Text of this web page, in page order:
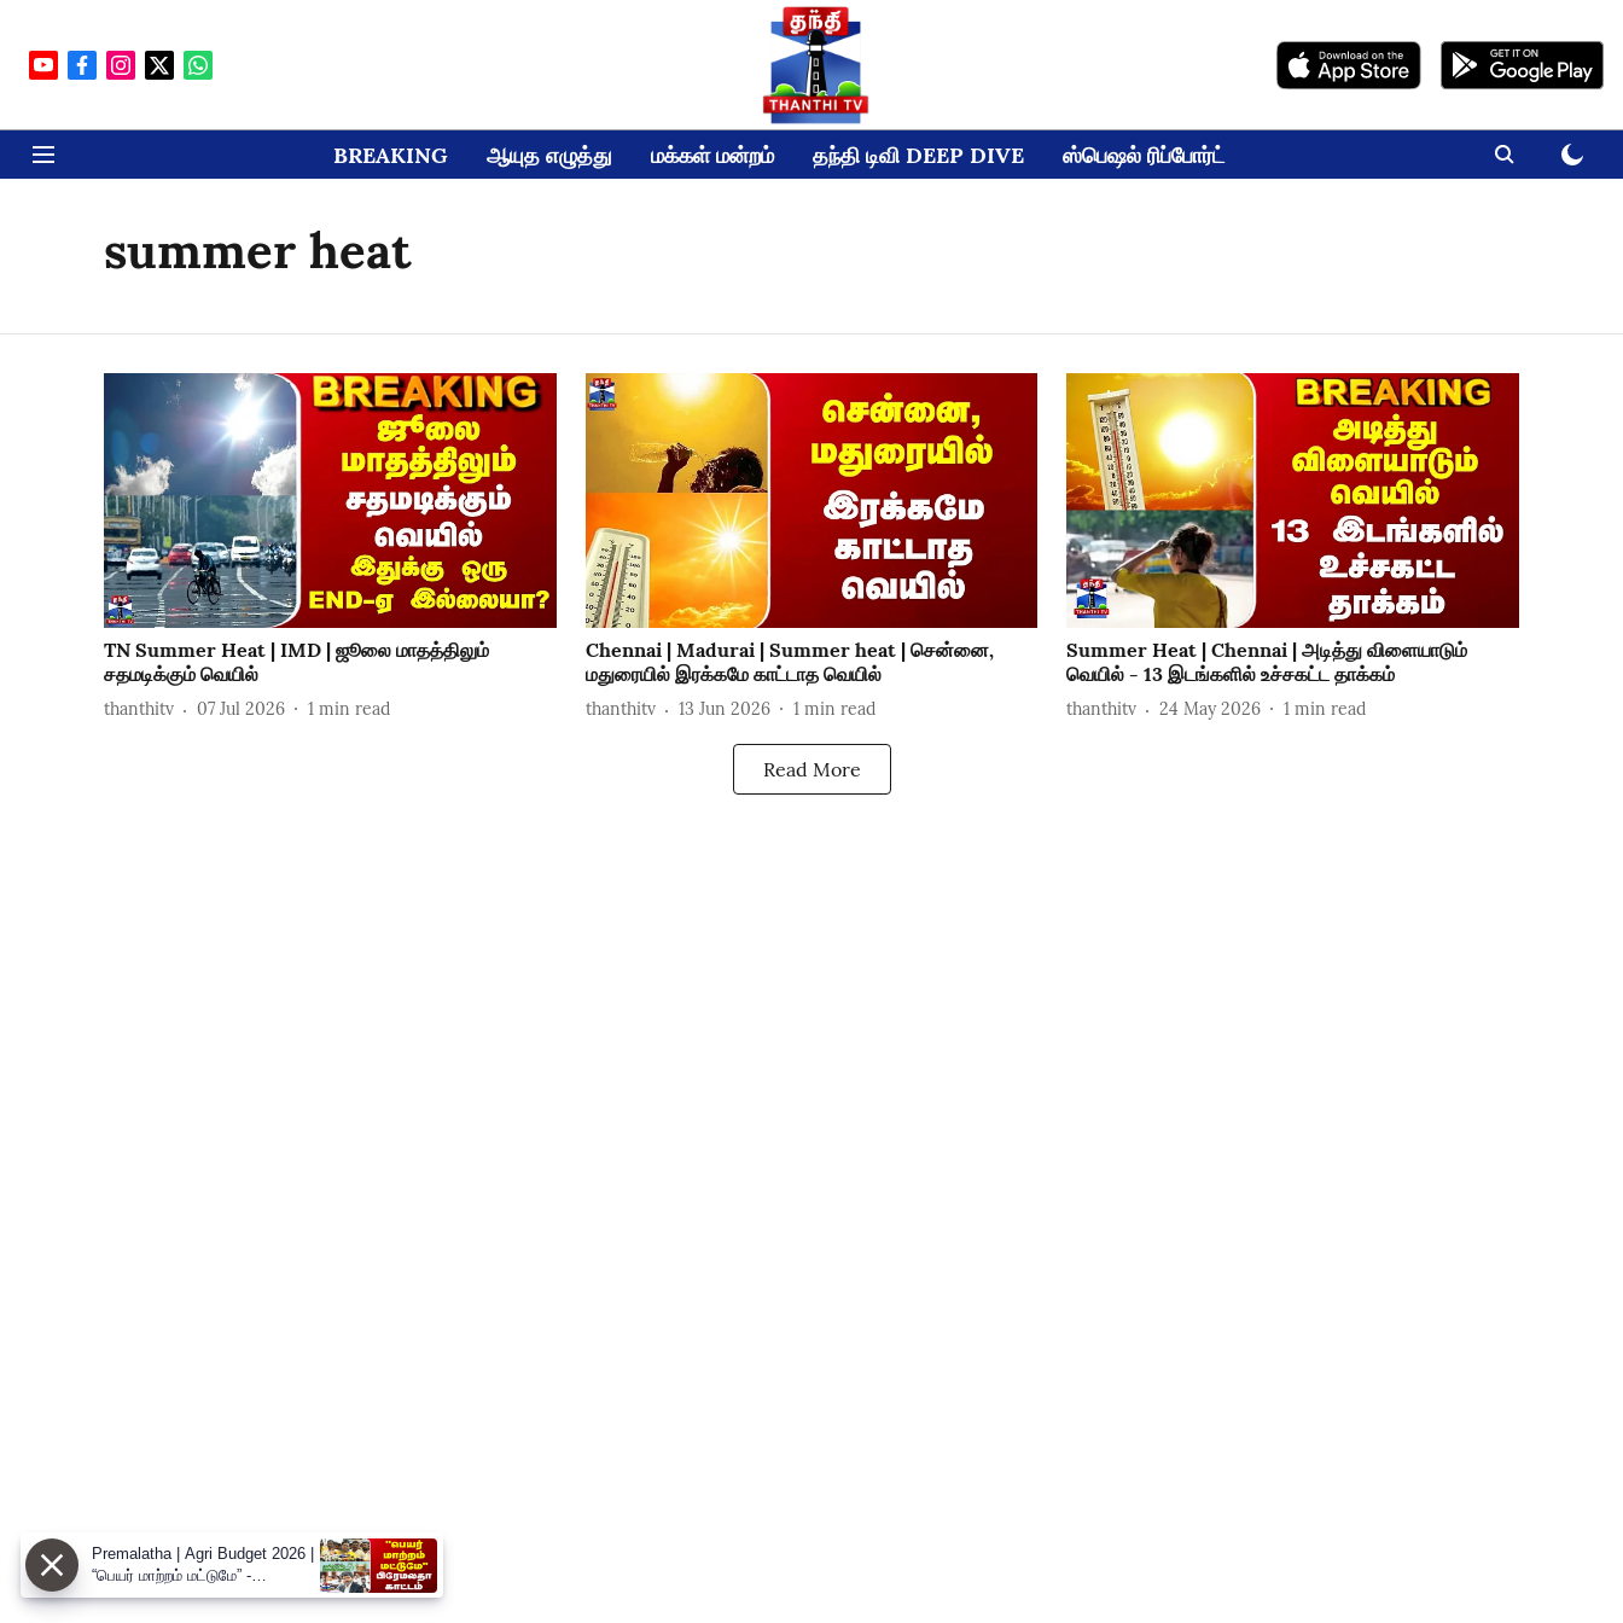
BREAKING ஆயுத எழுத்து மக்கள் மன்றம் தந்தி டிவி DEEP DIVE ஸ்பெஷல் ரிப்போர்ட்
summer heat
TN Summer Heat | IMD | ஜூலை மாதத்திலும்
சதமடிக்கும் வெயில்
thanthitv 07 Jul 2026 1 min read
Chennai | Madurai | Summer heat | சென்னை,
மதுரையில் இரக்கமே காட்டாத வெயில்
thanthitv 13 Jun 2026 1 min read
Summer Heat | Chennai | அடித்து விளையாடும்
வெயில் - 13 இடங்களில் உச்சகட்ட தாக்கம்
thanthitv 24 May 2026 1 min read
Read More
Premalatha | Agri Budget 2026 |
“பெயர் மாற்றம் மட்டுமே” -
வேளாண் பட்ஜெட்டை சாடிய